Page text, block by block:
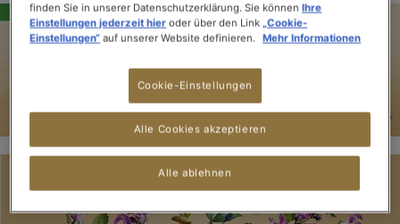
finden Sie in unserer Datenschutzerklärung. Sie können Ihre
Einstellungen jederzeit hier oder über den Link„Cookie-
Einstellungen“ auf unserer Website definieren. Mehr Informationen
Cookie-Einstellungen
Alle ablehnen
Alle Cookies akzeptieren